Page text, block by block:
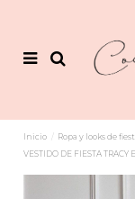
Inicio Ropa y looks de
VESTIDO DE FIESTA TRACY